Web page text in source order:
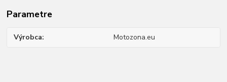
Parametre
Výrobca Motozona.eu